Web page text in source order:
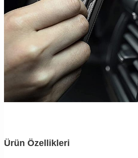
Ürün Özellikleri